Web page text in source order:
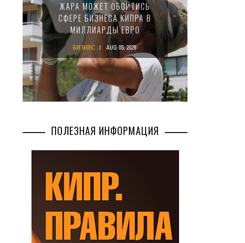
ЖАРА МОЖЕТ ОБОЙТИСЬ
СФЕРЕ БИЗНЕСА КИПРА В
МИЛЛИАРДЫ ЕВРО
БИЗНЕС AUG 05, 2026
ПОЛЕЗНАЯ ИНФОРМАЦИЯ